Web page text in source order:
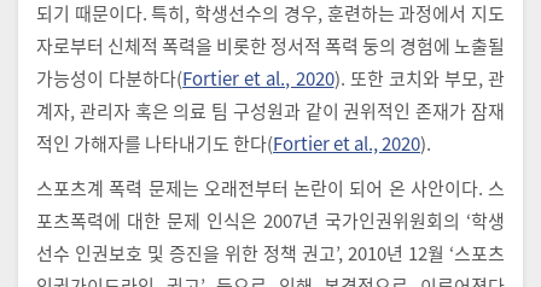
되기 때문이다. 특히, 학생선수의 경우, 훈련하는 과정에서 지도
자로부터 신체적 폭력을 비롯한 정서적 폭력 둥의 경험에 노출될
가능성이 다분하다(Fortier et al., 2020). 또한 코치와 부모, 관
계자, 관리자 혹은 의료 팀 구성원과 같이 권위적인 존재가 잠재
적인 가해자를 나타내기도 한다(Fortier et al., 2020).
스포츠계 폭력 문제는 오래전부터 논란이 되어 온 사안이다. 스
포츠폭력에 대한 문제 인식은 2007년 국가인권위원회의 ‘학생
선수 인권보호 및 증진을 위한 정책 권고’, 2010년 12월 ‘스포츠